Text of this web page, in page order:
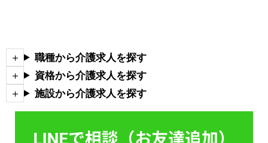
職種から介護求人を探す
資格から介護求人を探す
施設から介護求人を探す